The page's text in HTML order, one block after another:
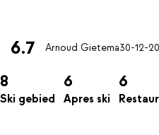
6.7 Arnoud Gietema30-12-
8
Ski gebied
6
Apres ski
6